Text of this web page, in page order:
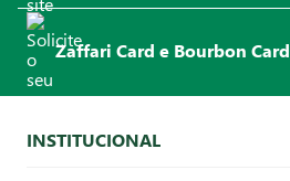
Zaffari Card e Bourbon Card
INSTITUCIONAL